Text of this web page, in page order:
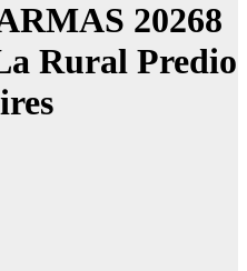
20268
Rural Predio